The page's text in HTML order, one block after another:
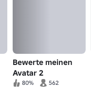
Bewerte meinen
Avatar 2
[MINISPIELE!]
80% 562